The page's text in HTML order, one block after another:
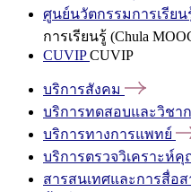
ศูนย์นวัตกรรมการเรียน
การเรียนรู้ (Chula
CUVIPCUVIP
บริการสังคม
บริการทดสอบและวิชา
บริการทางการแพทย์
บริการตรวจวิเคราะห์
สารสนเทศและการสื่อส